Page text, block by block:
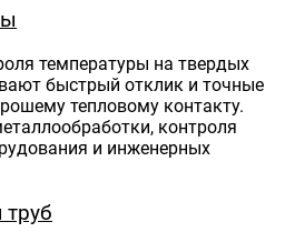
температуры на твердых
быстрый отклик и точные
тепловому контакту.
контроля
и инженерных